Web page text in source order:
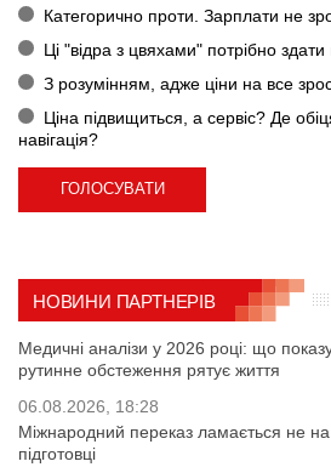
Категорично проти. Зарплати не
Ці "відра з цвяхами" потрібно
З розумінням, адже ціни на все
Ціна підвищиться, а сервіс? Де
навігація?
НОВИНИ ПАРТНЕРІВ
Медичні аналізи у 2026 році: що
рутинне обстеження рятує життя
06.08.2026, 18:28
Міжнародний переказ ламається не на
підготовці